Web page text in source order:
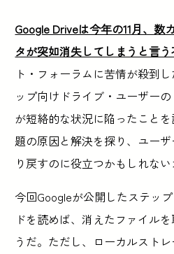
Google Driveは今年の11月、数
タが突如消失してしまうと言
ト・フォーラムに苦情が殺到
ップ向けドライブ・ユーザー
が短絡的な状況に陥ったこと
題の原因と解決を探り、ユー
り戻すのに役立つかもしれない
今回Googleが公開したステッ
ドを読めば、消えたファイル
うだ。ただし、ローカルスト